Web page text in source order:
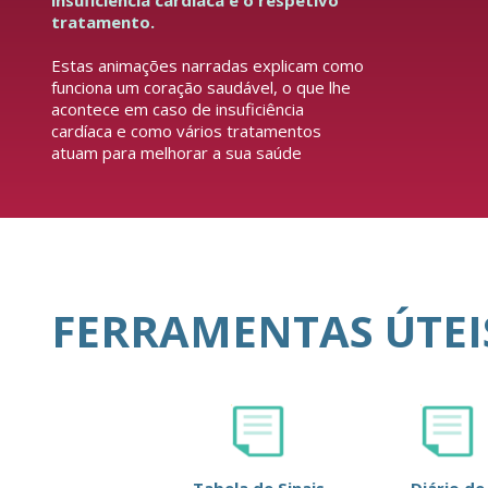
tratamento.
Estas animações narradas explicam como
funciona um coração saudável, o que lhe
acontece em caso de insuficiência
cardíaca e como vários tratamentos
atuam para melhorar a sua saúde
FERRAMENTAS